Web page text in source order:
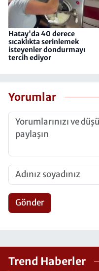
Hatay'da 40 derece
sıcaklıkta serinlemek
isteyenler dondurmayı
tercih ediyor
Yorumlar
Gönder
Trend Haberler